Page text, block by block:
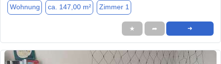
Wohnung ca. 147,00 m² Zimmer 1
★ ➦ ➜